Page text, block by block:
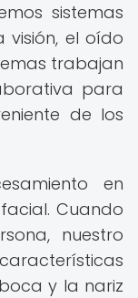
sistemas
visión, el oído
trabajan
para
de los
en
Cuando
nuestro
y la nariz